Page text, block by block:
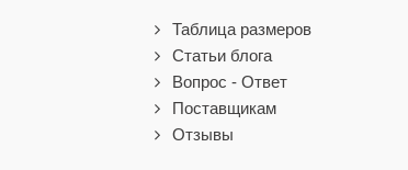
Таблица размеров
Статьи блога
Вопрос - Ответ
Поставщикам
Отзывы